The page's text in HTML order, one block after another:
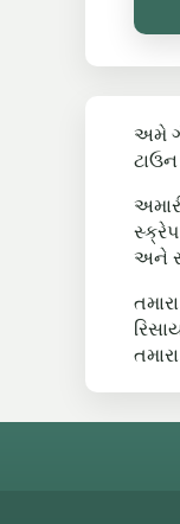
અમે
અને